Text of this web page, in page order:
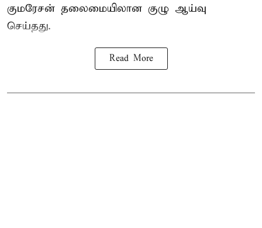
குமரேசன் தலைமையிலான குழு ஆய்வு
செய்தது.
Read More